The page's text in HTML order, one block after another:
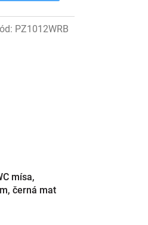
mísa,
černá mat
PZ1012WRB